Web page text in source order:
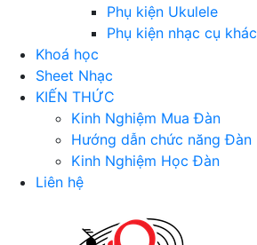
Phụ kiện Ukulele
Phụ kiện nhạc cụ khác
Khoá học
Sheet Nhạc
KIẾN THỨC
Kinh Nghiệm Mua Đàn
Hướng dẫn chức năng Đàn
Kinh Nghiệm Học Đàn
Liên hệ